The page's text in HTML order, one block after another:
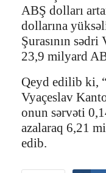
ABŞ dolları
dollarına
Şurasının
23,9 milyard
Qeyd edilib ki,
Vyaçeslav
onun sərvəti
azalaraq 6,21
edib.